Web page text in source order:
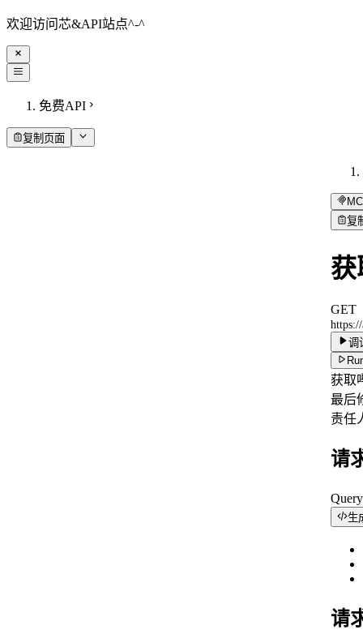
欢迎访问芯&API站点^-^
免费API
复制页面
复
获
GET
调
获取
最后
责任
请
生
请